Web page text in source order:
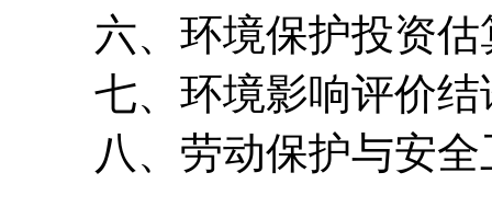
六、环境保护投资估
七、环境影响评价结
八、劳动保护与安全